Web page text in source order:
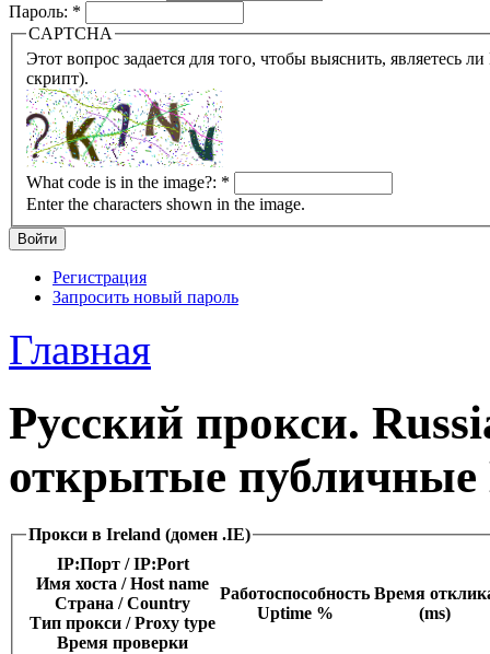
Пароль: *
CAPTCHA
Этот вопрос задается для того, чтобы выяснить, являетесь ли Вы человеком или представляете из себя робота
скрипт).
What code is in the image?: *
Enter the characters shown in the image.
Регистрация
Запросить новый пароль
Главная
Русский прокси.
открытые публичные
Прокси в Ireland (домен .IE)
IP:Порт / IP:Port
Имя хоста / Host name
Страна / Сountry
Тип прокси / Proxy type
Время проверки
Работоспособность
Uptime %
Время
(ms)